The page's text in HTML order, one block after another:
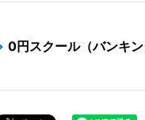
0円スクール（バンキン